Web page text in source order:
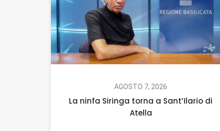
AGOSTO 7, 2026
La ninfa Siringa torna a Sant’Ilario di
Atella